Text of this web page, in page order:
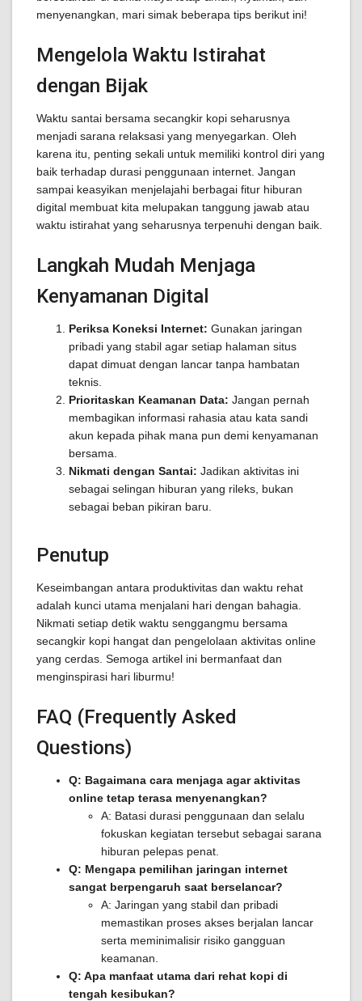
menyenangkan, mari simak beberapa tips berikut ini!
Mengelola Waktu Istirahat
dengan Bijak
Waktu santai bersama secangkir kopi seharusnya
menjadi sarana relaksasi yang menyegarkan. Oleh
karena itu, penting sekali untuk memiliki kontrol diri yang
baik terhadap durasi penggunaan internet. Jangan
sampai keasyikan menjelajahi berbagai fitur hiburan
digital membuat kita melupakan tanggung jawab atau
waktu istirahat yang seharusnya terpenuhi dengan baik.
Langkah Mudah Menjaga
Kenyamanan Digital
Periksa Koneksi Internet: Gunakan jaringan
pribadi yang stabil agar setiap halaman situs
dapat dimuat dengan lancar tanpa hambatan
teknis.
Prioritaskan Keamanan Data: Jangan pernah
membagikan informasi rahasia atau kata sandi
akun kepada pihak mana pun demi kenyamanan
bersama.
Nikmati dengan Santai: Jadikan aktivitas ini
sebagai selingan hiburan yang rileks, bukan
sebagai beban pikiran baru.
Penutup
Keseimbangan antara produktivitas dan waktu rehat
adalah kunci utama menjalani hari dengan bahagia.
Nikmati setiap detik waktu senggangmu bersama
secangkir kopi hangat dan pengelolaan aktivitas online
yang cerdas. Semoga artikel ini bermanfaat dan
menginspirasi hari liburmu!
FAQ (Frequently Asked
Questions)
Q: Bagaimana cara menjaga agar aktivitas
online tetap terasa menyenangkan?
A: Batasi durasi penggunaan dan selalu
fokuskan kegiatan tersebut sebagai sarana
hiburan pelepas penat.
Q: Mengapa pemilihan jaringan internet
sangat berpengaruh saat berselancar?
A: Jaringan yang stabil dan pribadi
memastikan proses akses berjalan lancar
serta meminimalisir risiko gangguan
keamanan.
Q: Apa manfaat utama dari rehat kopi di
tengah kesibukan?